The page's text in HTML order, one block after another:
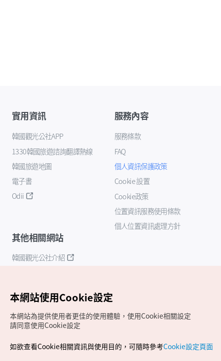
實用資訊
韓國觀光公社APP
1330韓國旅遊諮詢翻譯熱線
韓國旅遊地圖
電子書
Odii
服務內容
服務條款
FAQ
個人資訊保護政策
Cookie 設置
Cookie政策
位置資訊服務使用條款
個人位置資訊處理方針
其他相關網站
韓國觀光公社介紹
Copyrights (c) 韓國觀光公社版權所有
本網站使用Cookie設定
本網站為提供使用者更佳的使用體驗，使用Cookie相關設定
請同意使用Cookie設定
如欲查看Cookie相關資訊與使用目的，可隨時參考Cookie設定頁面